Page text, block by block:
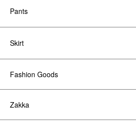
Pants
Skirt
Fashion Goods
Zakka